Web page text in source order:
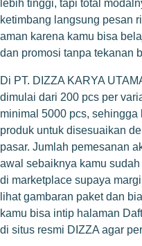
lebih tinggi, tapi total
ketimbang langsung pesan
aman karena kamu bisa
dan promosi tanpa tekanan
Di PT. DIZZA KARYA
dimulai dari 200 pcs per
minimal 5000 pcs,
produk untuk disesuaikan
pasar. Jumlah pemesanan
awal sebaiknya kamu
di marketplace supaya
lihat gambaran paket dan
kamu bisa intip halaman
di situs resmi DIZZA agar